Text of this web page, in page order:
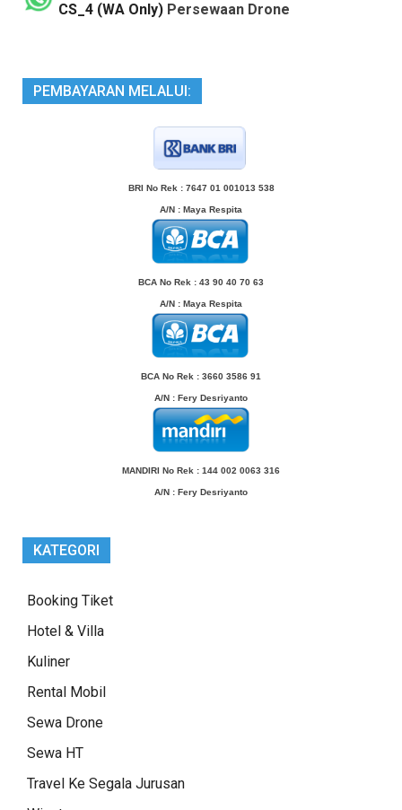
CS_4 (WA Only) Persewaan Drone
PEMBAYARAN MELALUI:
BRI No Rek : 7647 01 001013 538
A/N : Maya Respita
BCA No Rek : 43 90 40 70 63
A/N : Maya Respita
BCA No Rek : 3660 3586 91
A/N : Fery Desriyanto
MANDIRI No Rek : 144 002 0063 316
A/N : Fery Desriyanto
KATEGORI
Booking Tiket
Hotel & Villa
Kuliner
Rental Mobil
Sewa Drone
Sewa HT
Travel Ke Segala Jurusan